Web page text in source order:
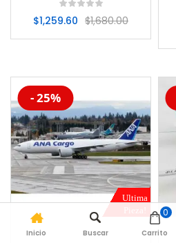
$1,680.00
$1,259.60
-20%
Ultima
- 25%
Inicio Buscar
0
Carrito